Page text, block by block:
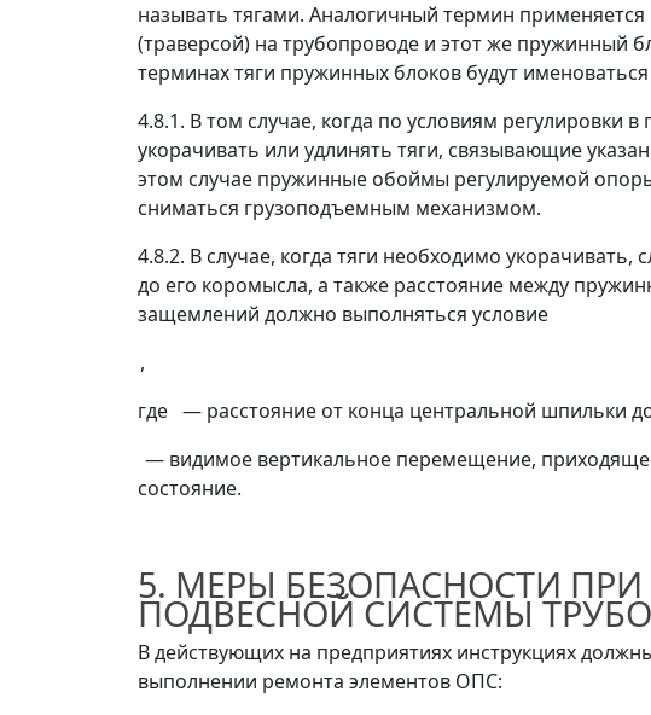
называть тягами. Аналогичный термин
(траверсой) на трубопроводе и этот же пружинный
терминах тяги пружинных блоков будут
4.8.1. В том случае, когда по условиям
укорачивать или удлинять тяги, связывающие
этом случае пружинные обоймы регулируемой
сниматься грузоподъемным механизмом.
4.8.2. В случае, когда тяги необходимо
до его коромысла, а также расстояние между
защемлений должно выполняться условие
,
где — расстояние от конца центральной шпильки
— видимое вертикальное перемещение,
состояние.
5. МЕРЫ БЕЗОПАСНОСТИ
ПОДВЕСНОЙ СИСТЕМЫ
В действующих на предприятиях инструкциях
выполнении ремонта элементов ОПС: